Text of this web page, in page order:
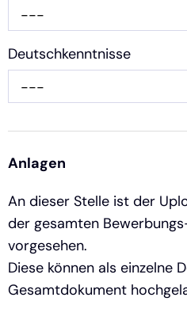
---
Deutschkenntnisse
---
Anlagen
An dieser Stelle ist der
der gesamten
vorgesehen.
Diese können als einzelne
Gesamtdokument